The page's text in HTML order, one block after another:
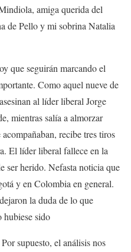
amiga querida del
de Pello y mi sobrina Natalia
que seguirán marcando el
Como aquel nueve de
al líder liberal Jorge
mientras salía a almorzar
recibe tres tiros
El líder liberal fallece en la
ser herido. Nefasta noticia que
y en Colombia en general.
la duda de lo que
hubiese sido
supuesto, el análisis nos